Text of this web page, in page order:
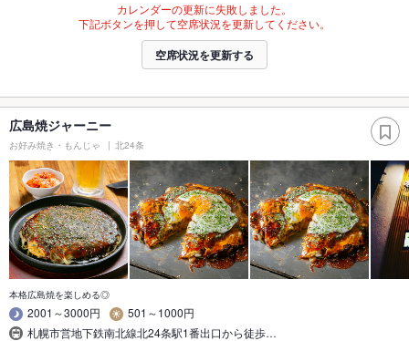
カレンダーの更新に失敗しました。
下記ボタンを押して空席状況を更新してください。
空席状況を更新する
広島焼ジャーニー
お好み焼き・もんじゃ 北24条
本格広島焼を楽しめる◎
2001～3000円
501～1000円
札幌市営地下鉄南北線北24条駅1番出口から徒歩…